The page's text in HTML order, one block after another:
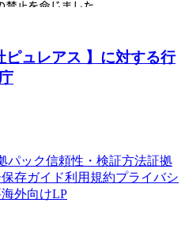
ュレアス 】に対する行
パック信頼性・検証方法証拠
保存ガイド利用規約プライバシ
海外向けLP